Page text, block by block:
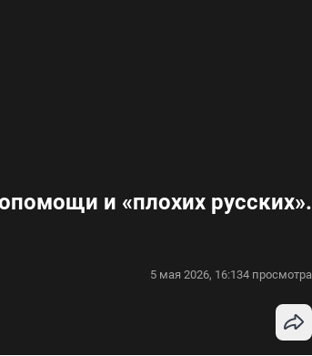
и «плохих русских».
5 мая 2026, 16:134 просмотра